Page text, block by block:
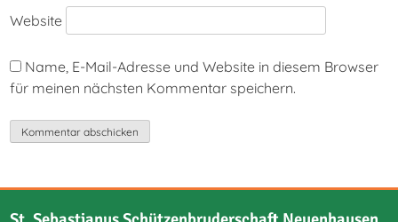
Website
Name, E-Mail-Adresse und Website in diesem Browser
für meinen nächsten Kommentar speichern.